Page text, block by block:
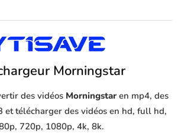
Morningstar
des vidéos Morningstar en mp4, des
et télécharger des vidéos en hd, full hd,
720p, 1080p, 4k, 8k.